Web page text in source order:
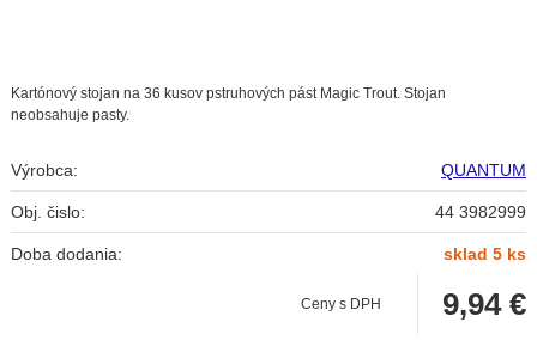
Kartónový stojan na 36 kusov pstruhových pást Magic Trout. Stojan
neobsahuje pasty.
Výrobca: QUANTUM
Obj. čislo: 44 3982999
Doba dodania: sklad 5 ks
Ceny s DPH 9,94 €